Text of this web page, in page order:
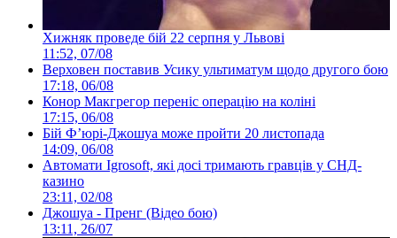
Хижняк проведе бій 22 серпня у Львові
11:52, 07/08
Верховен поставив Усику ультиматум щодо другого бою
17:18, 06/08
Конор Макгрегор переніс операцію на коліні
17:15, 06/08
Бій Ф’юрі-Джошуа може пройти 20 листопада
14:09, 06/08
Автомати Igrosoft, які досі тримають гравців у СНД-
казино
23:11, 02/08
Джошуа - Пренг (Відео бою)
13:11, 26/07